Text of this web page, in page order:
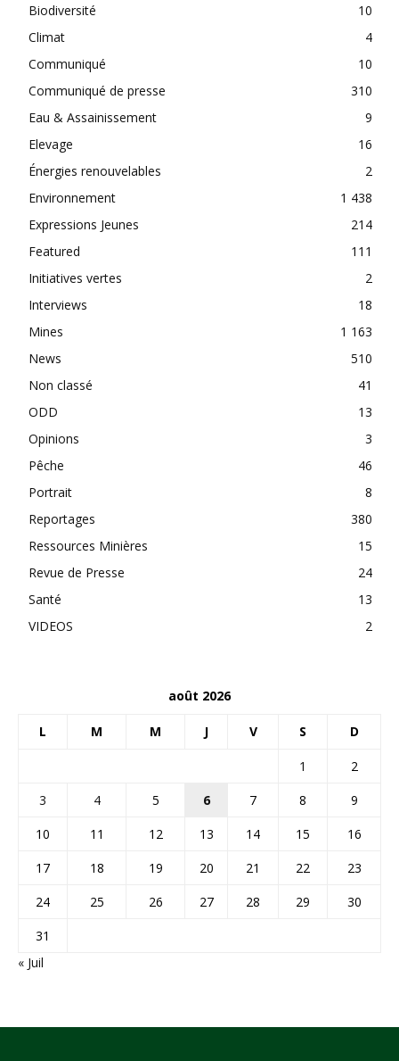
Biodiversité
10
Climat
4
Communiqué
10
Communiqué de presse
310
Eau & Assainissement
9
Elevage
16
Énergies renouvelables
2
Environnement
1 438
Expressions Jeunes
214
Featured
111
Initiatives vertes
2
Interviews
18
Mines
1 163
News
510
Non classé
41
ODD
13
Opinions
3
Pêche
46
Portrait
8
Reportages
380
Ressources Minières
15
Revue de Presse
24
Santé
13
VIDEOS
2
août 2026
L M M J V S D
1
2
3
4 5 6 7 8
9
10
11 12 13 14 15
16
17
18 19 20 21 22
23
24
25 26 27 28 29
30
31
« Juil